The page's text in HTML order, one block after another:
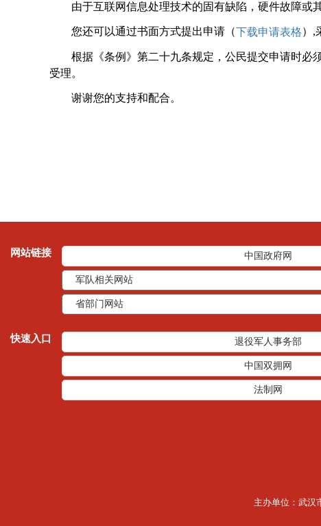
由于互联网信息处理技术的固有缺陷，硬件故障或
您还可以通过书面方式提出申请（下载申请表格）,
根据《条例》第二十九条规定，公民提交申请时必
受理。
谢谢您的支持和配合。
网站链接 中国政府网
快速入口 退役军人事务部
中国双拥网
法制网
主办单位：武